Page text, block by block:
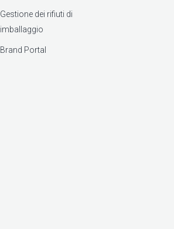
Gestione dei rifiuti di
imballaggio
Brand Portal